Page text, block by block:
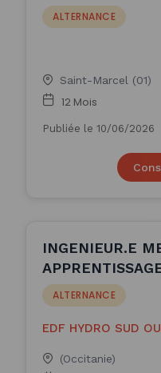
F/H (H/F)
ALTERNANCE
Saint-Marcel (01)
12 Mois
Publiée le 10/06/2026
INGENIEUR.E
2024 (H/F)
ALTERNANCE
EDF HYDRO SUD
(Occitanie)